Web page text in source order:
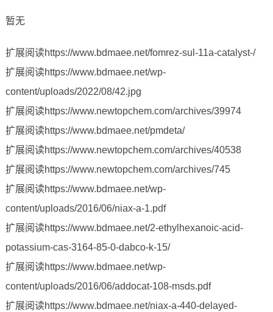
暂无
扩展阅读https://www.bdmaee.net/fomrez-sul-11a-catalyst-/
扩展阅读https://www.bdmaee.net/wp-
content/uploads/2022/08/42.jpg
扩展阅读https://www.newtopchem.com/archives/39974
扩展阅读https://www.bdmaee.net/pmdeta/
扩展阅读https://www.newtopchem.com/archives/40538
扩展阅读https://www.newtopchem.com/archives/745
扩展阅读https://www.bdmaee.net/wp-
content/uploads/2016/06/niax-a-1.pdf
扩展阅读https://www.bdmaee.net/2-ethylhexanoic-acid-
potassium-cas-3164-85-0-dabco-k-15/
扩展阅读https://www.bdmaee.net/wp-
content/uploads/2016/06/addocat-108-msds.pdf
扩展阅读https://www.bdmaee.net/niax-a-440-delayed-